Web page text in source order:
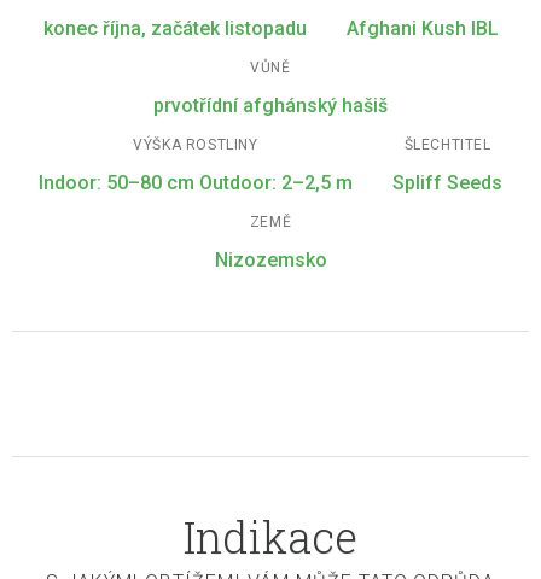
konec října, začátek listopadu Afghani Kush IBL
VŮNĚ
prvotřídní afghánský hašiš
VÝŠKA ROSTLINY
Indoor: 50–80 cm Outdoor: 2–2,5 m
ŠLECHTITEL
Spliff Seeds
ZEMĚ
Nizozemsko
Indikace